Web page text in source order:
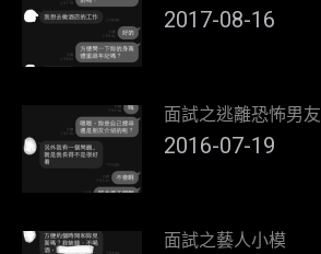
2017-08-16
面試之逃離恐怖男友
2016-07-19
面試之藝人小模